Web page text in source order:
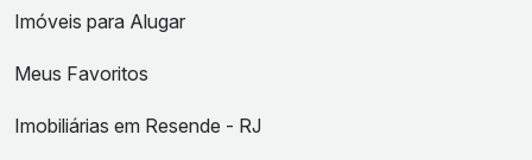
Imóveis para Alugar
Meus Favoritos
Imobiliárias em Resende - RJ